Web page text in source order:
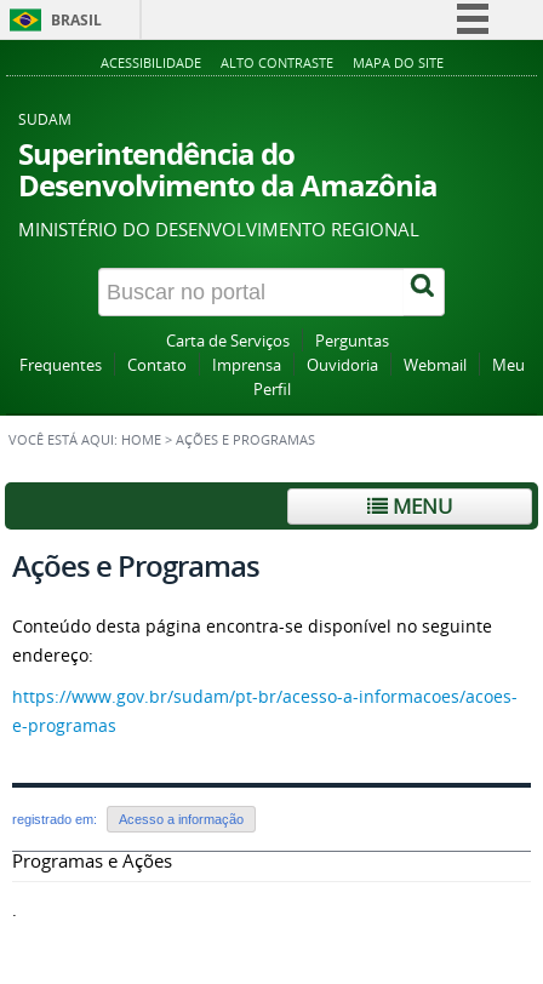
BRASIL
Simplifique!
Acesso à informação
ACESSIBILIDADE ALTO CONTRASTE MAPA DO SITE
SUDAM
Superintendência do
Desenvolvimento da Amazônia
MINISTÉRIO DO DESENVOLVIMENTO REGIONAL
Carta de Serviços
Perguntas
Frequentes
Contato Imprensa Ouvidoria Webmail
Meu
Perfil
VOCÊ ESTÁ AQUI: HOME > AÇÕES E PROGRAMAS
MENU
Ações e Programas
Conteúdo desta página encontra-se disponível no seguinte
endereço:
https://www.gov.br/sudam/pt-br/acesso-a-informacoes/acoes-
e-programas
registrado em: Acesso a informação
Programas e Ações